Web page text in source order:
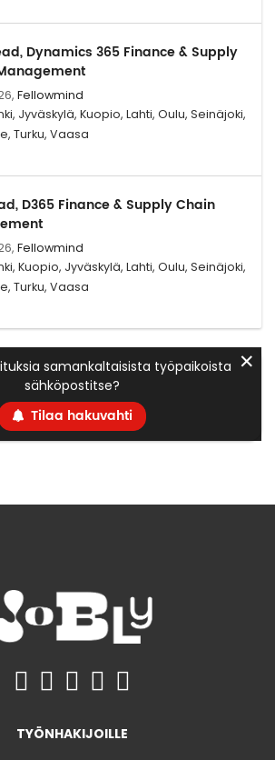
Dynamics 365 Finance & Supply
Fellowmind
Jyväskylä, Kuopio, Lahti, Oulu, Seinäjoki,
Turku, Vaasa
D365 Finance & Supply Chain
Fellowmind
Kuopio, Jyväskylä, Lahti, Oulu, Seinäjoki,
Turku, Vaasa
samankaltaisista työpaikoista
sähköpostitse?
Tilaa hakuvahti
✕
TYÖNHAKIJOILLE